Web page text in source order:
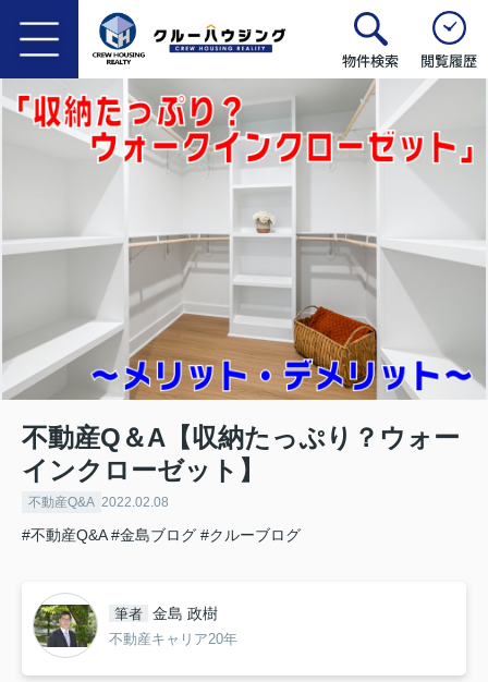
物件検索 閲覧履歴
不動産Q＆A【収納たっぷり？ウォー
インクローゼット】
不動産Q&A 2022.02.08
#不動産Q&A #金島ブログ #クルーブログ
筆者 金島 政樹
不動産キャリア20年